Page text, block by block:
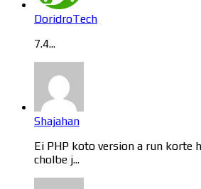
DoridroTech
7.4...
Shajahan
Ei PHP koto version a run korte
cholbe j...